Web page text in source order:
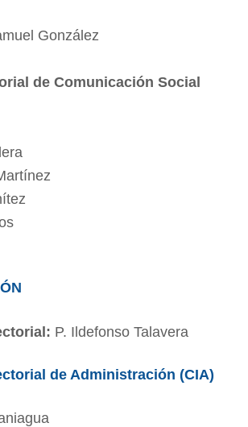
González
de Comunicación Social
P. Ildefonso Talavera
de Administración (CIA)